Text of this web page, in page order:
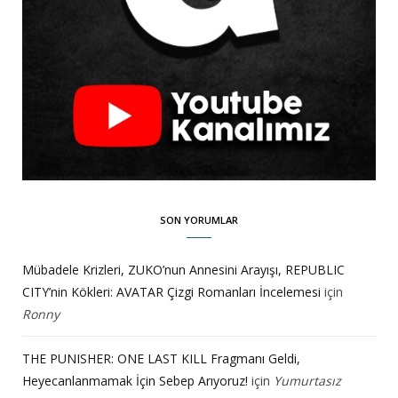
SON YORUMLAR
Mübadele Krizleri, ZUKO’nun Annesini Arayışı, REPUBLIC
CITY’nin Kökleri: AVATAR Çizgi Romanları İncelemesi için
Ronny
THE PUNISHER: ONE LAST KILL Fragmanı Geldi,
Heyecanlanmamak İçin Sebep Arıyoruz! için Yumurtasız